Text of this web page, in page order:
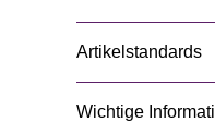
Artikelstandards
Wichtige